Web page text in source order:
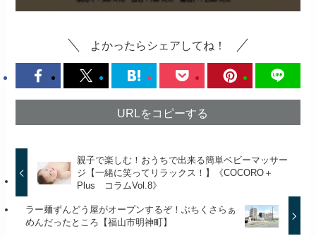
よかったらシェアしてね！
URLをコピーする
親子で楽しむ！おうちで出来る簡単ベビーマッサー
ジ【一緒に笑ってリラックス！】《COCORO＋
Plus コラムVol.8》
ラー麺ずんどう屋がオープンするぞ！ぶちくさらぁ
めんだったところ【福山市明神町】